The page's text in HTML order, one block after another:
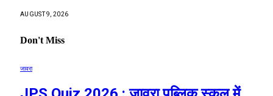
AUGUST 9, 2026
Don't Miss
जावरा